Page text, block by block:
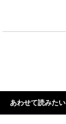
あわせて読みたい